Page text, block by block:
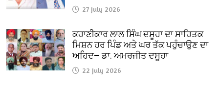
27 July 2026
ਕਹਾਣੀਕਾਰ ਲਾਲ ਸਿੰਘ ਦਸੂਹਾ ਦਾ ਸਾਹਿਤਕ
ਮਿਸ਼ਨ ਹਰ ਪਿੰਡ ਅਤੇ ਘਰ ਤੱਕ ਪਹੁੰਚਾਉਣ ਦਾ
ਅਹਿਦ— ਡਾ. ਅਮਰਜੀਤ ਦਸੂਹਾ
22 July 2026